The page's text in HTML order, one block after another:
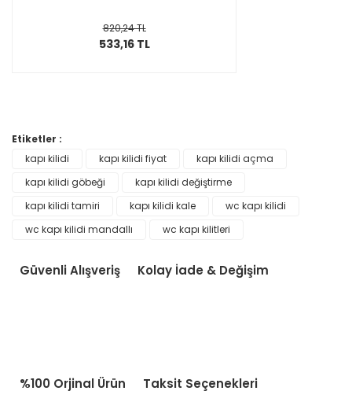
820,24 TL
533,16 TL
Etiketler :
kapı kilidi
kapı kilidi fiyat
kapı kilidi açma
kapı kilidi göbeği
kapı kilidi değiştirme
kapı kilidi tamiri
kapı kilidi kale
wc kapı kilidi
wc kapı kilidi mandallı
wc kapı kilitleri
Güvenli Alışveriş Kolay İade & Değişim
%100 Orjinal Ürün Taksit Seçenekleri